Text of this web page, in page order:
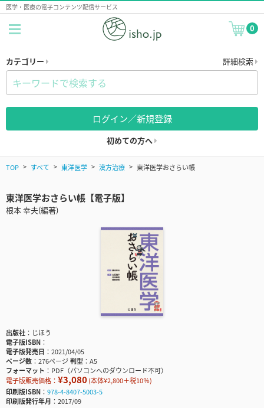
医学・医療の電子コンテンツ配信サービス
0
カテゴリー 詳細検索
ログイン／新規登録
初めての方へ
TOP すべて 東洋医学 漢方治療 東洋医学おさらい帳
東洋医学おさらい帳【電子版】
根本 幸夫(編著)
出版社
じほう
電子版ISBN
電子版発売日
2021/04/05
ページ数
276ページ判型
A5
フォーマット
PDF（パソコンへのダウンロード不可）
電子版販売価格： ¥3,080(本体¥2,800＋税10％)
印刷版ISBN
978-4-8407-5003-5
印刷版発行年月
2017/09